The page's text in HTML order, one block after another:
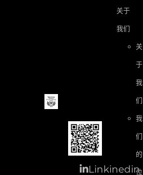
Linkinedin
关于
我们
关
于
我
们
我
们
的
位